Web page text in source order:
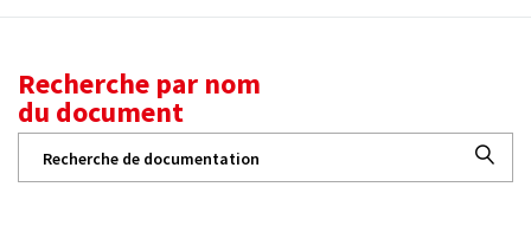
Recherche par nom
du document
Recherche
pour :